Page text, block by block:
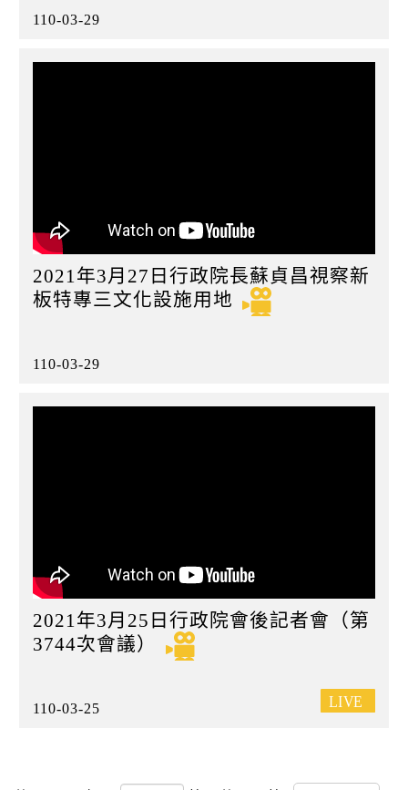
110-03-29
2021年3月27日行政院長蘇貞昌視察新
板特專三文化設施用地
110-03-29
2021年3月25日行政院會後記者會（第
3744次會議）
110-03-25